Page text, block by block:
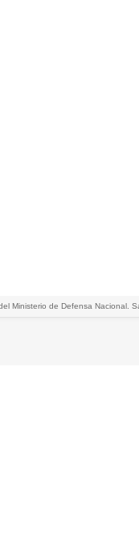
Ministerio de Defensa Nacional.